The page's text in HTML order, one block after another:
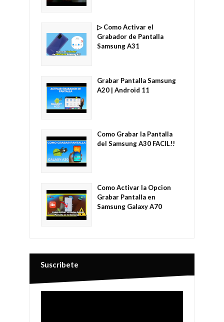
▷ Como Activar el
Grabador de Pantalla
Samsung A31
Grabar Pantalla Samsung
A20 | Android 11
Como Grabar la Pantalla
del Samsung A30 FACIL!!
Como Activar la Opcion
Grabar Pantalla en
Samsung Galaxy A70
Suscribete